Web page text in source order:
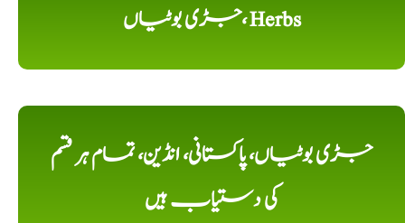
جڑی بوٹیاں، Herbs
جڑی بوٹیاں، پاکستانی، انڈین، تمام ہر قسم
کی دستیاب ہیں